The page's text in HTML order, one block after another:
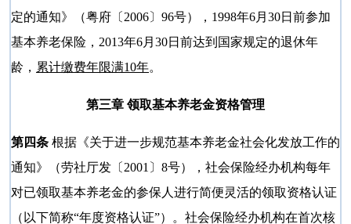
定的通知》（粤府〔2006〕96号），1998年6月30日前参加
基本养老保险，2013年6月30日前达到国家规定的退休年
龄， 累计缴费年限满10年。
第三章 领取基本养老金资格管理
第四条 根据《关于进一步规范基本养老金社会化发放工作的
通知》（劳社厅发〔2001〕8号），社会保险经办机构每年
对已领取基本养老金的参保人进行简便灵活的领取资格认证
（以下简称“年度资格认证”）。社会保险经办机构在首次核